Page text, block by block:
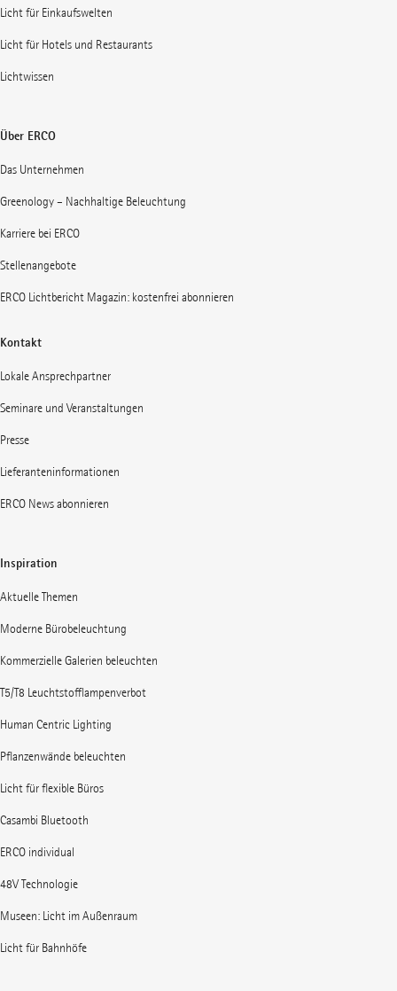
Licht für Einkaufswelten
Licht für Hotels und Restaurants
Lichtwissen
Über ERCO
Das Unternehmen
Greenology – Nachhaltige Beleuchtung
Karriere bei ERCO
Stellenangebote
ERCO Lichtbericht Magazin: kostenfrei abonnieren
Kontakt
Lokale Ansprechpartner
Seminare und Veranstaltungen
Presse
Lieferanteninformationen
ERCO News abonnieren
Inspiration
Aktuelle Themen
Moderne Bürobeleuchtung
Kommerzielle Galerien beleuchten
T5/T8 Leuchtstofflampenverbot
Human Centric Lighting
Pflanzenwände beleuchten
Licht für flexible Büros
Casambi Bluetooth
ERCO individual
48V Technologie
Museen: Licht im Außenraum
Licht für Bahnhöfe